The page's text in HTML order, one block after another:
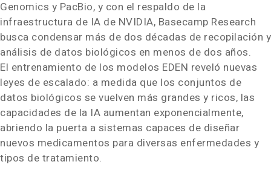
Genomics y PacBio, y con el respaldo de la
infraestructura de IA de NVIDIA, Basecamp Research
busca condensar más de dos décadas de recopilación y
análisis de datos biológicos en menos de dos años.
El entrenamiento de los modelos EDEN reveló nuevas
leyes de escalado: a medida que los conjuntos de
datos biológicos se vuelven más grandes y ricos, las
capacidades de la IA aumentan exponencialmente,
abriendo la puerta a sistemas capaces de diseñar
nuevos medicamentos para diversas enfermedades y
tipos de tratamiento.